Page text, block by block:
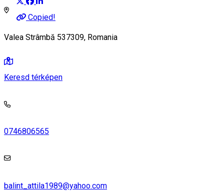
Copied!
Valea Strâmbă 537309, Romania
Keresd térképen
0746806565
balint_attila1989@yahoo.com